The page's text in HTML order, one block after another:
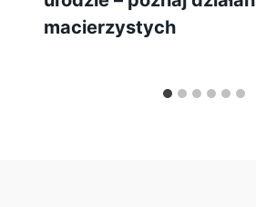
macierzystych